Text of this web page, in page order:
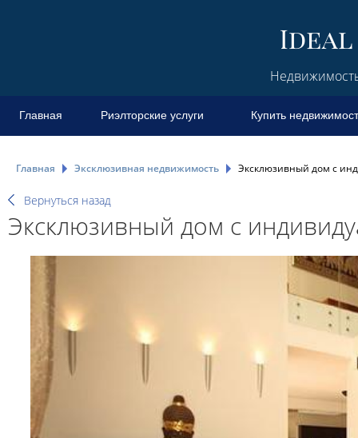
Главная Риэлторские услуги Купить
Главная Эксклюзивная недвижимость Эксклюзивный дом с
Вернуться назад
Эксклюзивный дом с